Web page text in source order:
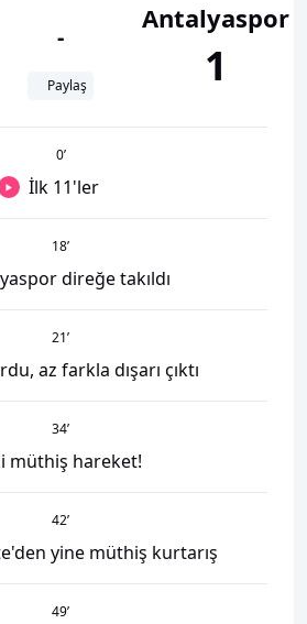
-
Paylaş
Antalyaspor
1
0’
İlk 11'ler
18’
direğe takıldı
21’
az farkla dışarı çıktı
34’
müthiş hareket!
42’
yine müthiş kurtarış
49’